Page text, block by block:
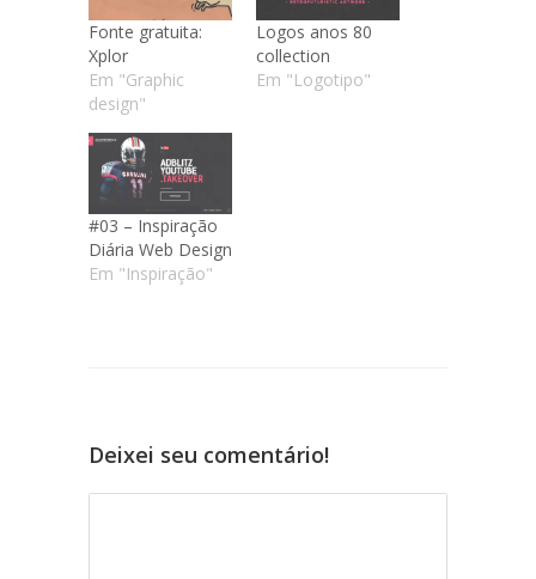
Fonte gratuita:
Xplor
Em "Graphic
design"
Logos anos 80
collection
Em "Logotipo"
#03 – Inspiração
Diária Web Design
Em "Inspiração"
Deixei seu comentário!